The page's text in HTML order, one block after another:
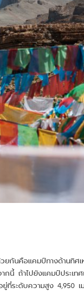
วยกันคือแคมป์ทางด้านทิ
ถ้าไปยังแคมป์ประเทศ
ระดับความสูง 4,950 เ